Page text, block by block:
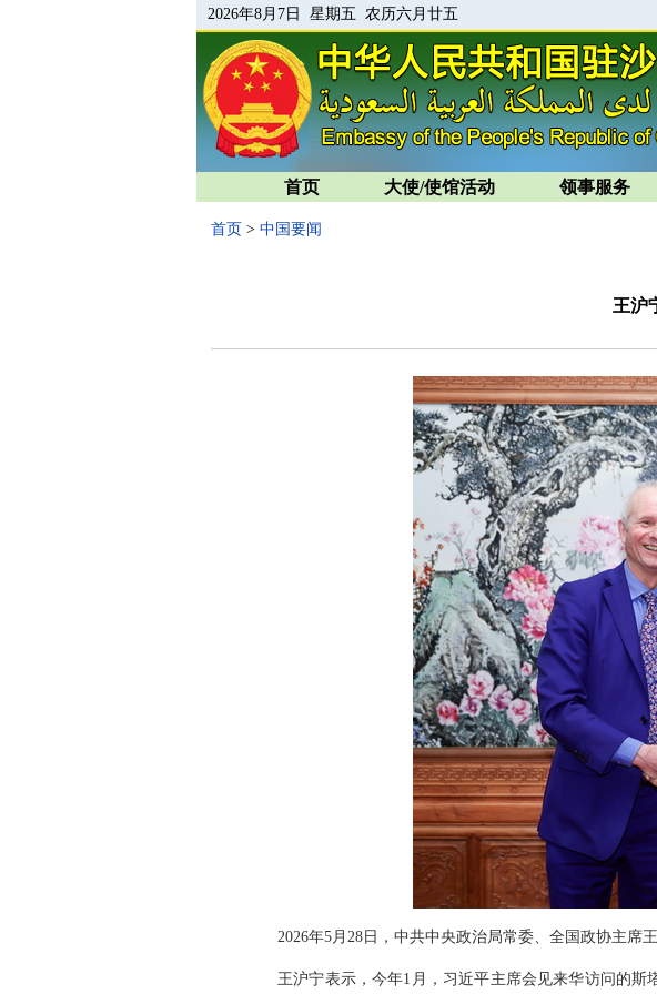
2026年8月7日 星期五 农历六月廿五
首页 大使/使馆活动 领事服务
首页 > 中国要闻
王沪
2026年5月28日，中共中央政治局常委、全国政协主席
王沪宁表示，今年1月，习近平主席会见来华访问的